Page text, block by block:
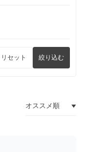
リセット 絞り込む